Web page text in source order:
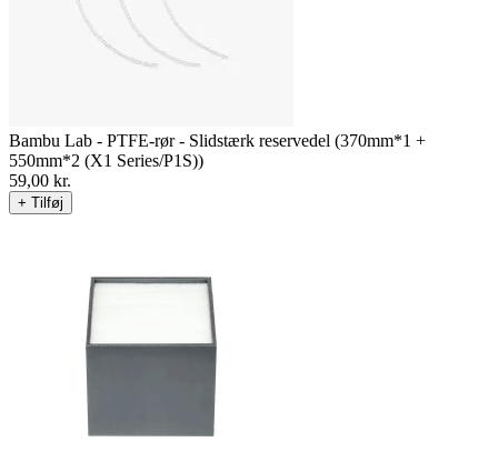
Bambu Lab - PTFE-rør - Slidstærk reservedel (370mm*1 +
550mm*2 (X1 Series/P1S))
59,00 kr.
+ Tilføj